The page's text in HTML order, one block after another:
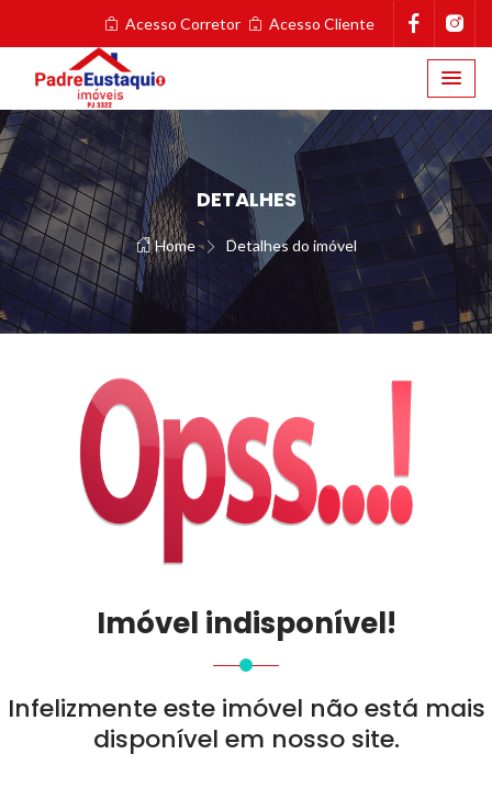
Acesso Corretor Acesso Cliente
DETALHES
Home Detalhes do imóvel
Imóvel indisponível!
Infelizmente este imóvel não está mais
disponível em nosso site.